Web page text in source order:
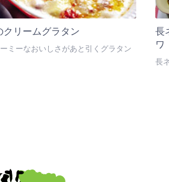
クリームグラタン
ミーなおいしさがあと引くグラタン
長
ワ
長